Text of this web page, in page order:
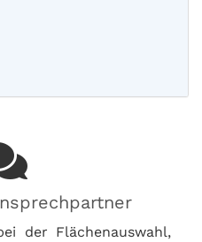
der Flächenauswahl,